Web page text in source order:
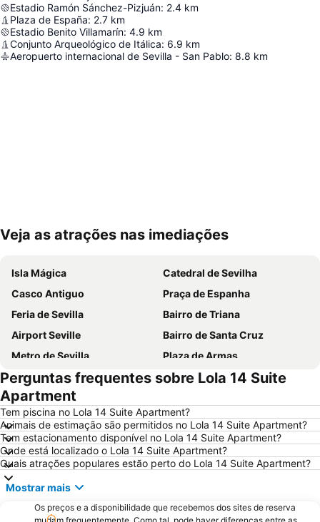
Estadio Ramón Sánchez-Pizjuán: 2.4 km
Plaza de España: 2.7 km
Estadio Benito Villamarín: 4.9 km
Conjunto Arqueológico de Itálica: 6.9 km
Aeropuerto internacional de Sevilla - San Pablo: 8.8 km
Ampliar mapa
Veja as atrações nas imediações
Isla Mágica
Catedral de Sevilha
Casco Antiguo
Praça de Espanha
Feria de Sevilla
Bairro de Triana
Airport Seville
Bairro de Santa Cruz
Metro de Sevilla
Plaza de Armas
Los Remedios
Estación de Autobuses Plaza de Armas
Nervión
Metro Centro
Plaza de Armas
Praça de touros Maestranza
Poligono Aeropuerto
Centro de las Artes de Sevilla
Macarena Tres Huertas
Estación de Santa Justa
Perguntas frequentes sobre Lola 14 Suite
Apartment
Tem piscina no Lola 14 Suite Apartment?
Animais de estimação são permitidos no Lola 14 Suite Apartment?
Tem estacionamento disponível no Lola 14 Suite Apartment?
Onde está localizado o Lola 14 Suite Apartment?
Quais atrações populares estão perto do Lola 14 Suite Apartment?
Mostrar mais
Os preços e a disponibilidade que recebemos dos sites de reserva